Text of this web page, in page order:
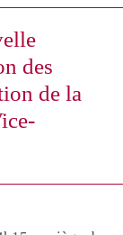
des
de la